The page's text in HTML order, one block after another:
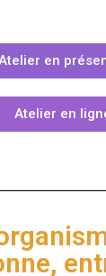
en
Atelier en